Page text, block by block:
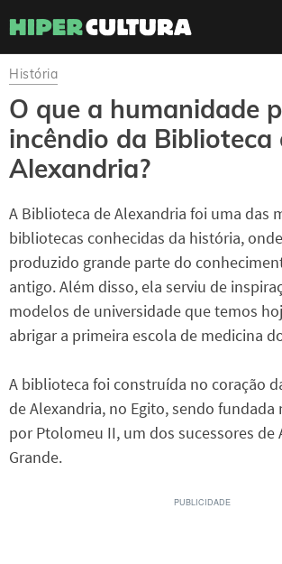
História
O que a humanidade
incêndio da Biblioteca
Alexandria?
A Biblioteca de Alexandria foi uma das
bibliotecas conhecidas da história,
produzido grande parte do
antigo. Além disso, ela serviu de
modelos de universidade que temos
abrigar a primeira escola de medicina
A biblioteca foi construída no coração
de Alexandria, no Egito, sendo fundada
por Ptolomeu II, um dos sucessores de
Grande.